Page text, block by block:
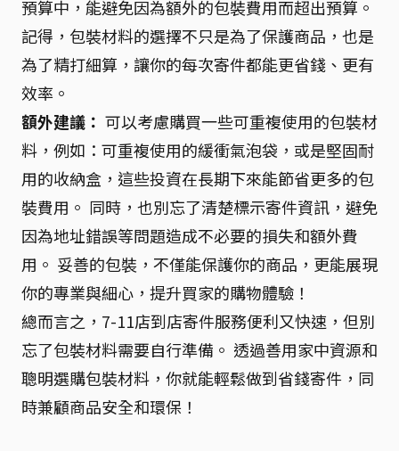
預算中，能避免因為額外的包裝費用而超出預算。
記得，包裝材料的選擇不只是為了保護商品，也是
為了精打細算，讓你的每次寄件都能更省錢、更有
效率。
額外建議： 可以考慮購買一些可重複使用的包裝材
料，例如：可重複使用的緩衝氣泡袋，或是堅固耐
用的收納盒，這些投資在長期下來能節省更多的包
裝費用。 同時，也別忘了清楚標示寄件資訊，避免
因為地址錯誤等問題造成不必要的損失和額外費
用。 妥善的包裝，不僅能保護你的商品，更能展現
你的專業與細心，提升買家的購物體驗！
總而言之，7-11店到店寄件服務便利又快速，但別
忘了包裝材料需要自行準備。 透過善用家中資源和
聰明選購包裝材料，你就能輕鬆做到省錢寄件，同
時兼顧商品安全和環保！